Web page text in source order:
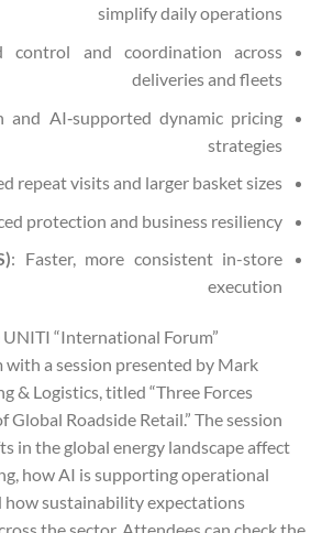
simplify daily operations
control and coordination across
deliveries and fleets
and AI‑supported dynamic pricing
strategies
repeat visits and larger basket sizes
protection and business resiliency
: Faster, more consistent in-store
execution
“International Forum”
a session presented by Mark
& Logistics, titled “Three Forces
Global Roadside Retail.” The session
in the global energy landscape affect
how AI is supporting operational
how sustainability expectations